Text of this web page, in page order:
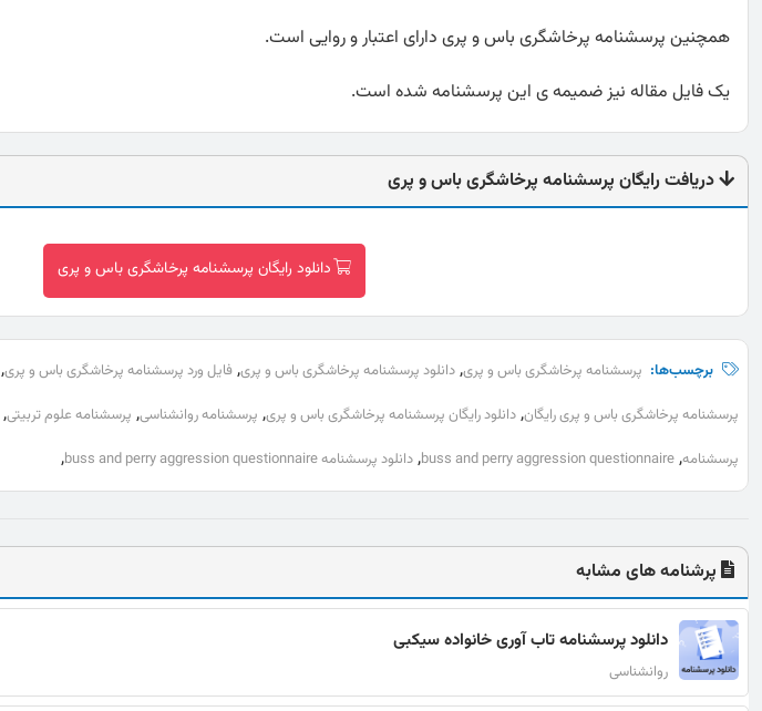
همچنین پرسشنامه پرخاشگری باس و پری دارای اعتبار و روایی است.
یک فایل مقاله نیز ضمیمه ی این پرسشنامه شده است.
دریافت رایگان پرسشنامه پرخاشگری باس و پری
دانلود رایگان پرسشنامه پرخاشگری باس و پری
برچسب‌ها: پرسشنامه پرخاشگری باس و پری, دانلود پرسشنامه پرخاشگری باس و پری, فایل ورد پرسشنامه پرخاشگری باس و پری,
پرسشنامه پرخاشگری باس و پری رایگان, دانلود رایگان پرسشنامه پرخاشگری باس و پری, پرسشنامه روانشناسی, پرسشنامه علوم تربیتی,
پرسشنامه,
buss and perry aggression questionnaire
, دانلود پرسشنامه buss and perry aggression questionnaire ,
پرشنامه های مشابه
دانلود پرسشنامه تاب آوری خانواده سیکبی
روانشناسی